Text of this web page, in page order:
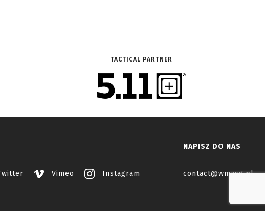
TACTICAL PARTNER
Vimeo Instagram
NAPISZ DO NAS
contact@wmasg.pl